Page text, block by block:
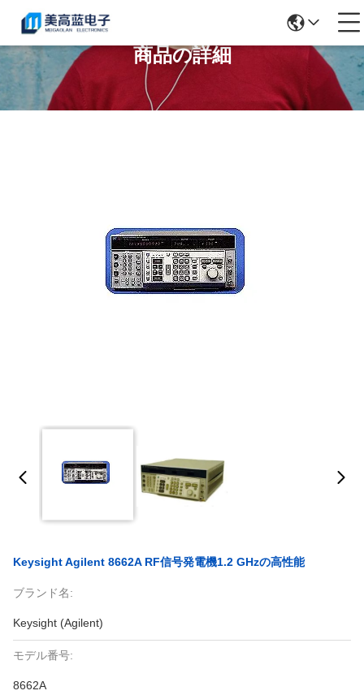
商品の詳細
Keysight Agilent 8662A RF信号発電機1.2 GHzの高性能
ブランド名:
Keysight (Agilent)
モデル番号:
8662A